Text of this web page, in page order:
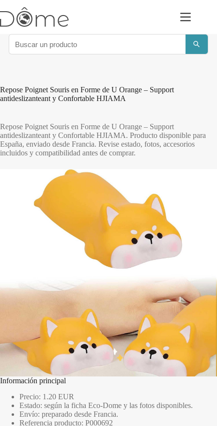
al
contenido
Repose Poignet Souris en Forme de U Orange – Support
antideslizanteant y Confortable HJIAMA
Repose Poignet Souris en Forme de U Orange – Support
antideslizanteant y Confortable HJIAMA. Producto disponible para
España, enviado desde Francia. Revise estado, fotos, accesorios
incluidos y compatibilidad antes de comprar.
Información principal
Precio: 1.20 EUR
Estado: según la ficha Eco-Dome y las fotos disponibles.
Envío: preparado desde Francia.
Referencia producto: P000692